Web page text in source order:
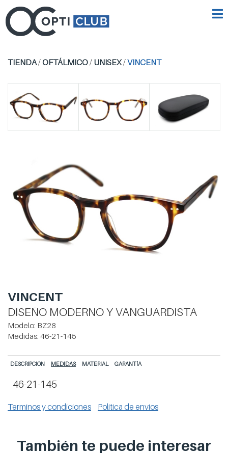
TIENDA/OFTÁLMICO/ UNISEX/VINCENT
VINCENT
DISEÑO MODERNO Y VANGUARDISTA
Modelo: BZ28
Medidas: 46-21-145
DESCRIPCIÓN MEDIDAS MATERIAL GARANTÍA
46-21-145
Terminos y condiciones Politica de envíos
También te puede interesar